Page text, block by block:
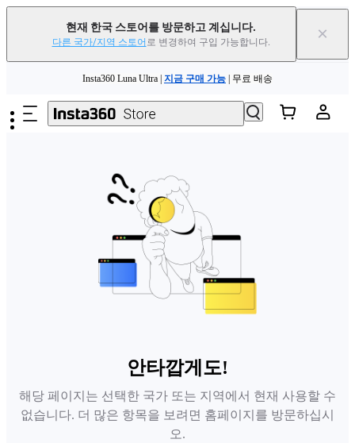
현재 한국 스토어를 방문하고 계십니다.
다른 국가/지역 스토어 로 변경하여 구입 가능합니다. ×
Insta360 Luna Ultra | 지금 구매 가능 | 무료 배송
Insta360 Luna Ultra | | 무료 배송
안타깝게도!
해당 페이지는 선택한 국가 또는 지역에서 현재 사용할 수
없습니다. 더 많은 항목을 보려면 홈페이지를 방문하십시
오.